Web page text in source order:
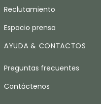
Reclutamiento
Espacio prensa
AYUDA & CONTACTOS
Preguntas frecuentes
Contáctenos